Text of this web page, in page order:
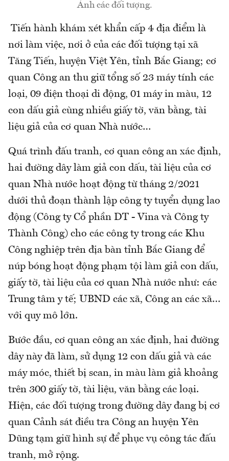
Ảnh các đối tượng.
Tiến hành khám xét khẩn cấp 4 địa điểm là
nơi làm việc, nơi ở của các đối tượng tại xã
Tăng Tiến, huyện Việt Yên, tỉnh Bắc Giang; cơ
quan Công an thu giữ tổng số 23 máy tính các
loại, 09 điện thoại di động, 01 máy in màu, 12
con dấu giả cùng nhiều giấy tờ, văn bằng, tài
liệu giả của cơ quan Nhà nước…
Quá trình đấu tranh, cơ quan công an xác định,
hai đường dây làm giả con dấu, tài liệu của cơ
quan Nhà nước hoạt động từ tháng 2/2021
dưới thủ đoạn thành lập công ty tuyển dụng lao
động (Công ty Cổ phần DT - Vina và Công ty
Thành Công) cho các công ty trong các Khu
Công nghiệp trên địa bàn tỉnh Bắc Giang để
núp bóng hoạt động phạm tội làm giả con dấu,
giấy tờ, tài liệu của cơ quan Nhà nước như: các
Trung tâm y tế; UBND các xã, Công an các xã…
với quy mô lớn.
Bước đầu, cơ quan công an xác định, hai đường
dây này đã làm, sử dụng 12 con dấu giả và các
máy móc, thiết bị scan, in màu làm giả khoảng
trên 300 giấy tờ, tài liệu, văn bằng các loại.
Hiện, các đối tượng trong đường dây đang bị cơ
quan Cảnh sát điều tra Công an huyện Yên
Dũng tạm giữ hình sự để phục vụ công tác đấu
tranh, mở rộng.